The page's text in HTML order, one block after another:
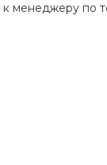
менеджеру по